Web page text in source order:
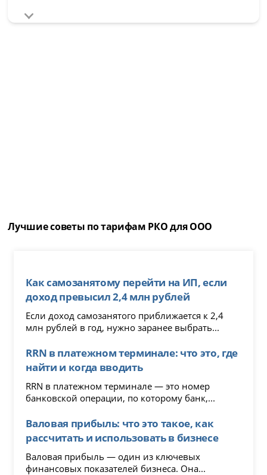
Лучшие советы по тарифам РКО для ООО
Как самозанятому перейти на ИП, если
доход превысил 2,4 млн рублей
Если доход самозанятого приближается к 2,4
млн рублей в год, нужно заранее выбрать...
RRN в платежном терминале: что это, где
найти и когда вводить
RRN в платежном терминале — это номер
банковской операции, по которому банк,...
Валовая прибыль: что это такое, как
рассчитать и использовать в бизнесе
Валовая прибыль — один из ключевых
финансовых показателей бизнеса. Она...